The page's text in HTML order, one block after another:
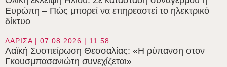
Ευρώπη – Πώς μπορεί να επηρεαστεί το ηλεκτρικό
δίκτυο
ΛΑΡΙΣΑ | 07.08.2026 | 11:58
Λαϊκή Συσπείρωση Θεσσαλίας: «Η ρύπανση στον
Γκουσμπασανιώτη συνεχίζεται»